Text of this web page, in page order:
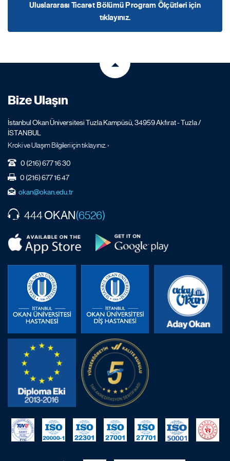
Uluslararası Ticaret Bölümü Program Ölçütleri için
tıklayınız.
Bize Ulaşın
İstanbul Okan Üniversitesi Tuzla Kampüsü, 34959 Akfırat - Tuzla /
İSTANBUL
Kroki ve Ulaşım Bilgileri için tıklayınız. ›
0 (216) 677 16 30
0 (216) 677 16 47
okan@okan.edu.tr
444OKAN(6526)